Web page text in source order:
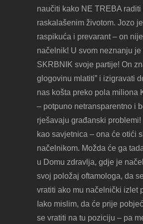
naučiti kako NE TREBA
raskalašenim životom. Jozo
raspikuća i prevarant – on
načelnik! U svom neznanju je
SKRBNIK svoje partije! On
glogovinu mlatiti” i izigravati
nas košta preko pola miliona
– potpuno netransparentno i
rješavaju građanski problemi!
kao savjetnica – ona će otići
načelnikom. Možda će ga
u Domu zdravlja, gdje je
svoj položaj oftamologa, da
vratiti ako mu načelnički izlet
Iako mislim, da će prije
se vratiti na tu poziciju – pa